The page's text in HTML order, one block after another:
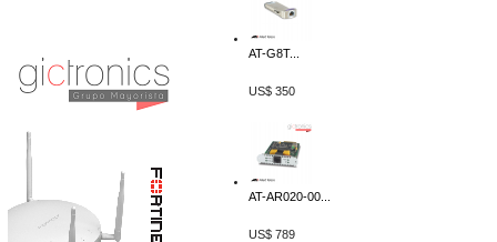
AT-G8T...
US$ 350
AT-AR020-00...
US$ 789